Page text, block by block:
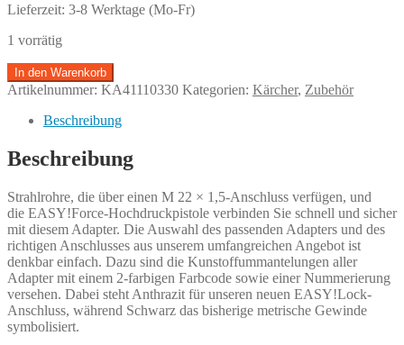
Lieferzeit: 3-8 Werktage (Mo-Fr)
1 vorrätig
Adapter
5
M22AG
In den Warenkorb
Artikelnummer: KA41110330 Kategorien: Kärcher, Zubehör
Beschreibung
Beschreibung
Strahlrohre, die über einen M 22 × 1,5-Anschluss verfügen, und
die EASY!Force-Hochdruckpistole verbinden Sie schnell und sicher
mit diesem Adapter. Die Auswahl des passenden Adapters und des
richtigen Anschlusses aus unserem umfangreichen Angebot ist
denkbar einfach. Dazu sind die Kunstoffummantelungen aller
Adapter mit einem 2-farbigen Farbcode sowie einer Nummerierung
versehen. Dabei steht Anthrazit für unseren neuen EASY!Lock-
Anschluss, während Schwarz das bisherige metrische Gewinde
symbolisiert.